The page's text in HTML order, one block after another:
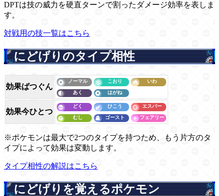
DPTは技の威力を硬直ターンで割ったダメージ効率を表しま
す。
対戦用の技一覧はこちら
にどげりのタイプ相性
効果ばつぐん
効果今ひとつ
※ポケモンは最大で2つのタイプを持つため、もう片方のタ
イプによって効果は変動します。
タイプ相性の解説はこちら
にどげりを覚えるポケモン